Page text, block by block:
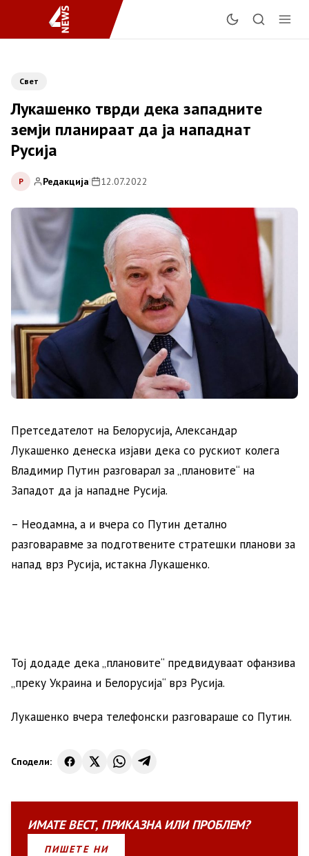
Свет
Лукашенко тврди дека западните
земји планираат да ја нападнат
Русија
Р Редакција| 12.07.2022
Претседателот на Белорусија, Александар
Лукашенко денеска изјави дека со рускиот колега
Владимир Путин разговарал за „плановите“ на
Западот да ја нападне Русија.
– Неодамна, а и вчера со Путин детално
разговаравме за подготвените стратешки планови за
напад врз Русија, истакна Лукашенко.
Тој додаде дека „плановите“ предвидуваат офанзива
„преку Украина и Белорусија“ врз Русија.
Лукашенко вчера телефонски разговараше со Путин.
Сподели:
ИМАТЕВЕСТ, ПРИКАЗНАИЛИПРОБЛЕМ?
ПИШЕТЕ НИ